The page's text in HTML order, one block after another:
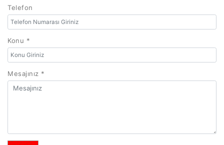
Telefon
Konu *
Mesajınız *